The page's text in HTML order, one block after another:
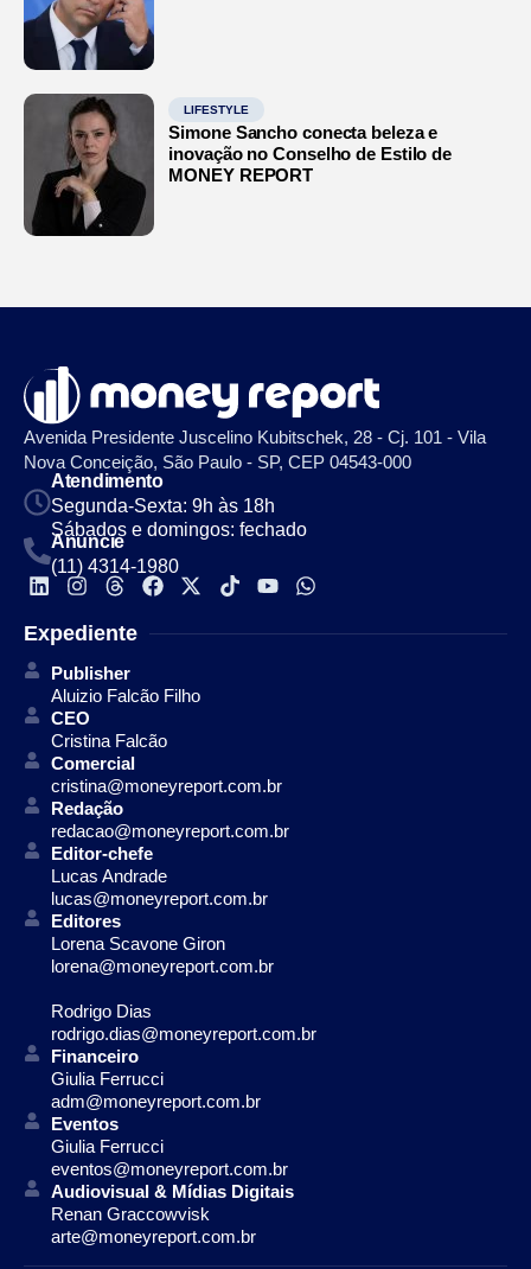
LIFESTYLE
Simone Sancho conecta beleza e
inovação no Conselho de Estilo de
MONEY REPORT
Avenida Presidente Juscelino Kubitschek, 28 - Cj. 101 - Vila
Nova Conceição, São Paulo - SP, CEP 04543-000
Atendimento
Segunda-Sexta: 9h às 18h
Sábados e domingos: fechado
Anuncie
(11) 4314-1980
Expediente
Publisher
Aluizio Falcão Filho
CEO
Cristina Falcão
Comercial
cristina@moneyreport.com.br
Redação
redacao@moneyreport.com.br
Editor-chefe
Lucas Andrade
lucas@moneyreport.com.br
Editores
Lorena Scavone Giron
lorena@moneyreport.com.br
Rodrigo Dias
rodrigo.dias@moneyreport.com.br
Financeiro
Giulia Ferrucci
adm@moneyreport.com.br
Eventos
Giulia Ferrucci
eventos@moneyreport.com.br
Audiovisual & Mídias Digitais
Renan Graccowvisk
arte@moneyreport.com.br